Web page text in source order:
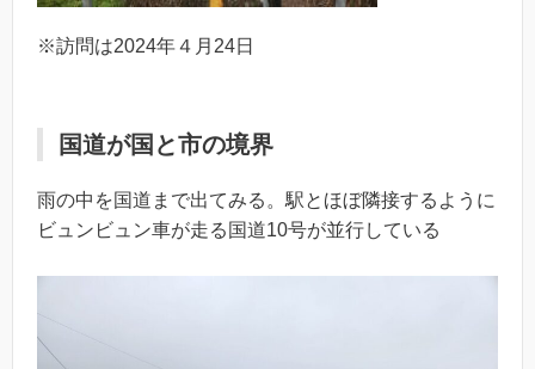
※訪問は2024年４月24日
国道が国と市の境界
雨の中を国道まで出てみる。駅とほぼ隣接するように
ビュンビュン車が走る国道10号が並行している